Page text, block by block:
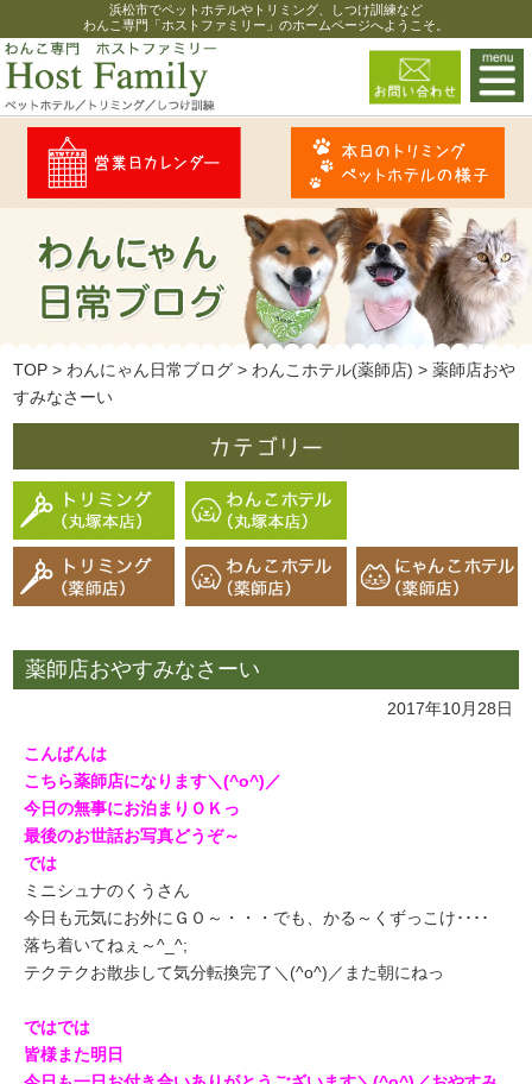
浜松市でペットホテルやトリミング、しつけ訓練など
わんこ専門「ホストファミリー」のホームページへようこそ。
TOP > わんにゃん日常ブログ > わんこホテル(薬師店) >薬師店おや
すみなさーい
薬師店おやすみなさーい
2017年10月28日
こんばんは
こちら薬師店になります＼(^o^)／
今日の無事にお泊まりＯＫっ
最後のお世話お写真どうぞ～
では
ミニシュナのくうさん
今日も元気にお外にＧＯ～・・・でも、かる～くずっこけ････
落ち着いてねぇ～^_^;
テクテクお散歩して気分転換完了＼(^o^)／また朝にねっ
ではでは
皆様また明日